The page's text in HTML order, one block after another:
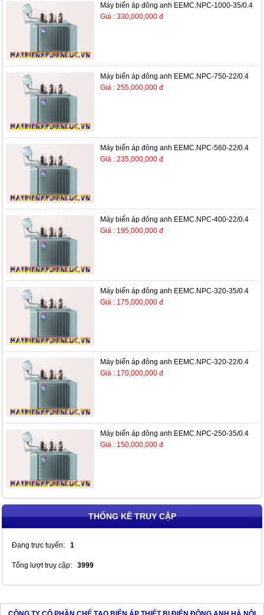
Máy biến áp đông anh EEMC.NPC-1000-35/0.4
Giá : 330,000,000 đ
Máy biến áp đông anh EEMC.NPC-750-22/0.4
Giá : 255,000,000 đ
Máy biến áp đông anh EEMC.NPC-560-22/0.4
Giá : 235,000,000 đ
Máy biến áp đông anh EEMC.NPC-400-22/0.4
Giá : 195,000,000 đ
Máy biến áp đông anh EEMC.NPC-320-35/0.4
Giá : 175,000,000 đ
Máy biến áp đông anh EEMC.NPC-320-22/0.4
Giá : 170,000,000 đ
Máy biến áp đông anh EEMC.NPC-250-35/0.4
Giá : 150,000,000 đ
THỐNG KÊ TRUY CẬP
Đang trực tuyến: 1
Tổng lượt truy cập: 3999